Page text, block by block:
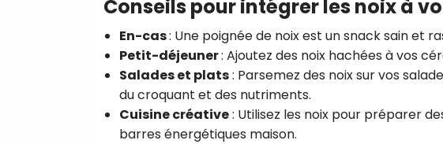
Conseils pour intégrer les noix à
En-cas: Une poignée de noix est un snack sain et
Petit-déjeuner: Ajoutez des noix hachées à vos
Salades et plats: Parsemez des noix sur vos
du croquant et des nutriments.
Cuisine créative: Utilisez les noix pour préparer
barres énergétiques maison.